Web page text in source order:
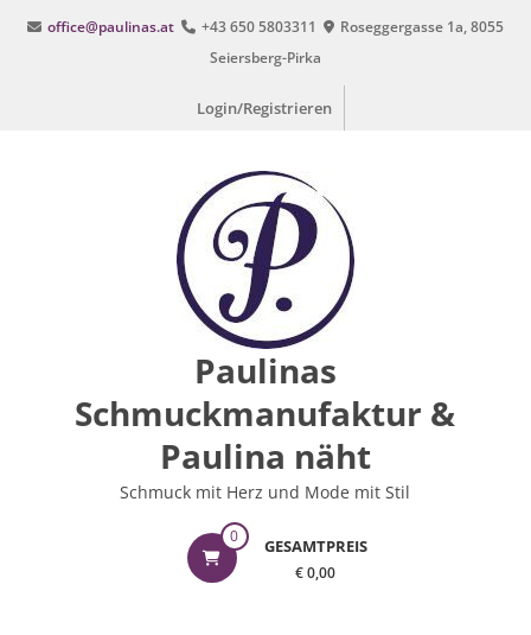
Inhalt
office@paulinas.at +43 650 5803311
Roseggergasse 1a, 8055
Seiersberg-Pirka
Login/Registrieren
Paulinas
Schmuckmanufaktur &
Paulina näht
Schmuck mit Herz und Mode mit Stil
0 GESAMTPREIS
€ 0,00